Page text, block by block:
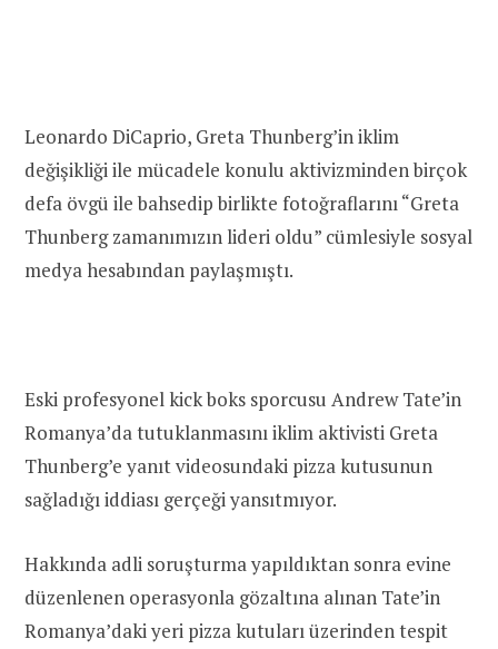
Leonardo DiCaprio, Greta Thunberg’in iklim
değişikliği ile mücadele konulu aktivizminden birçok
defa övgü ile bahsedip birlikte fotoğraflarını “Greta
Thunberg zamanımızın lideri oldu” cümlesiyle sosyal
medya hesabından paylaşmıştı.
Eski profesyonel kick boks sporcusu Andrew Tate’in
Romanya’da tutuklanmasını iklim aktivisti Greta
Thunberg’e yanıt videosundaki pizza kutusunun
sağladığı iddiası gerçeği yansıtmıyor.
Hakkında adli soruşturma yapıldıktan sonra evine
düzenlenen operasyonla gözaltına alınan Tate’in
Romanya’daki yeri pizza kutuları üzerinden tespit